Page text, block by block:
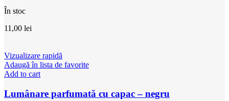
În stoc
11,00 lei
Vizualizare rapidă
Adaugă în lista de favorite
Add to cart
Lumânare parfumată cu capac – negru